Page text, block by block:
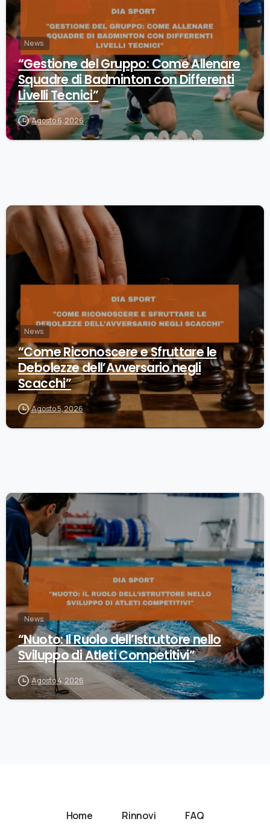
News
“Gestione del Gruppo: Come Allenare
Squadre di Badminton con Differenti
Livelli Tecnici”
Agosto 6, 2026
News
“Come Riconoscere e Sfruttare le
Debolezze dell’Avversario negli
Scacchi”
Agosto 5, 2026
News
“Nuoto: Il Ruolo dell’Istruttore nello
Sviluppo di Atleti Competitivi”
Agosto 4, 2026
Home Rinnovi FAQ